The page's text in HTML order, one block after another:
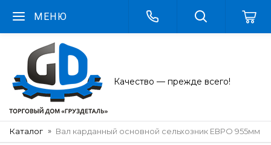
МЕНЮ
Качество — прежде всего!
Каталог Вал карданный основной сельхозник ЕВРО 955мм